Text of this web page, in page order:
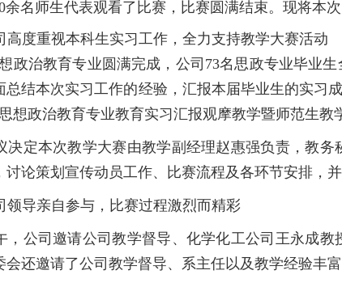
余名师生代表观看了比赛，比赛圆满结束。现将本
高度重视本科生实习工作，全力支持教学大赛活动
治教育专业圆满完成，公司73名思政专业毕业
总结本次实习工作的经验，汇报本届毕业生的实习
想政治教育专业教育实习汇报观摩教学暨师范生教
决定本次教学大赛由教学副经理赵惠强负责，教
讨论策划宣传动员工作、比赛流程及各环节安排，
领导亲自参与，比赛过程激烈而精彩
，公司邀请公司教学督导、化学化工公司王永成
会还邀请了公司教学督导、系主任以及教学经验丰富